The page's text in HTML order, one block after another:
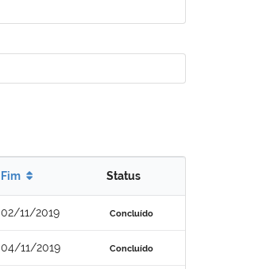
Fim Status
02/11/2019 Concluído
04/11/2019 Concluído